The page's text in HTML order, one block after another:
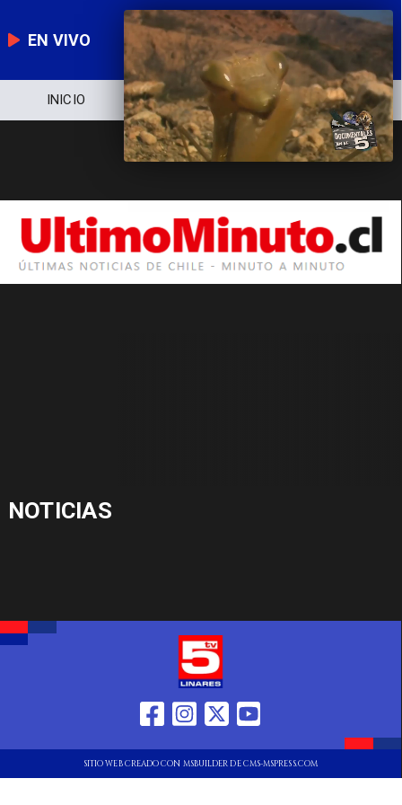
EN VIVO
INICIO NOTICIERO POLÍTICA
NOTICIAS
SITIO WEB CREADO CON MSBUILDER DE CMS-MSPRESS.COM